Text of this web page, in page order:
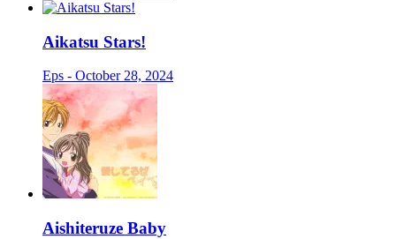
Aikatsu Stars!
Eps - October 28, 2024
Aishiteruze Baby